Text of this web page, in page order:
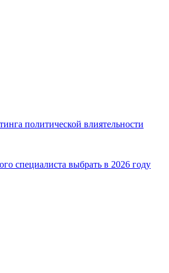
политической влиятельности
специалиста выбрать в 2026 году